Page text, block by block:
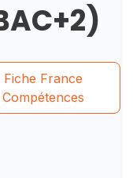
Fiche France
Compétences
contribue